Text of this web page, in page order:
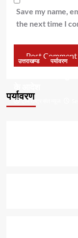
Save my name,
the next time I
पर्यावरण
उत्तराखण्ड पर्यावरण
के आदेश
टीम राष्ट्र संत न्यूज